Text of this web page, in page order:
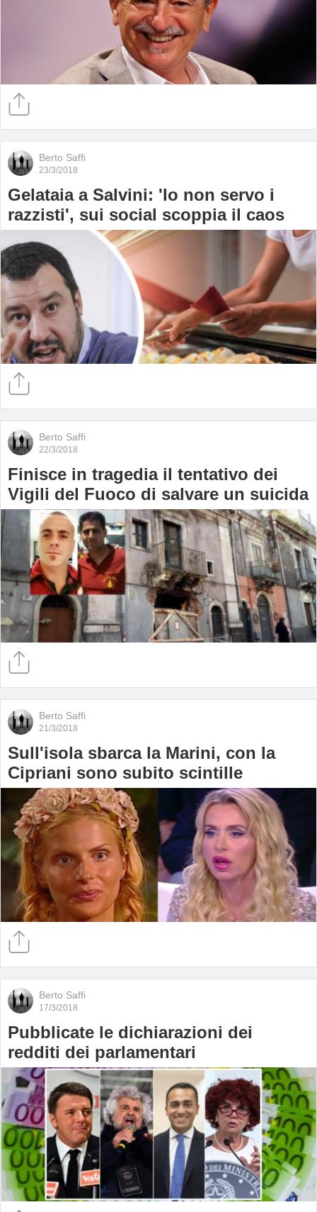
Berto Saffi
23/3/2018
Gelataia a Salvini: 'Io non servo i
razzisti', sui social scoppia il caos
Berto Saffi
22/3/2018
Finisce in tragedia il tentativo dei
Vigili del Fuoco di salvare un suicida
Berto Saffi
21/3/2018
Sull'isola sbarca la Marini, con la
Cipriani sono subito scintille
Berto Saffi
17/3/2018
Pubblicate le dichiarazioni dei
redditi dei parlamentari